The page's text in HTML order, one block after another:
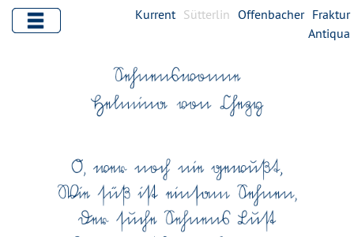
Kurrent Sütterlin Offenbacher Fraktur
Antiqua